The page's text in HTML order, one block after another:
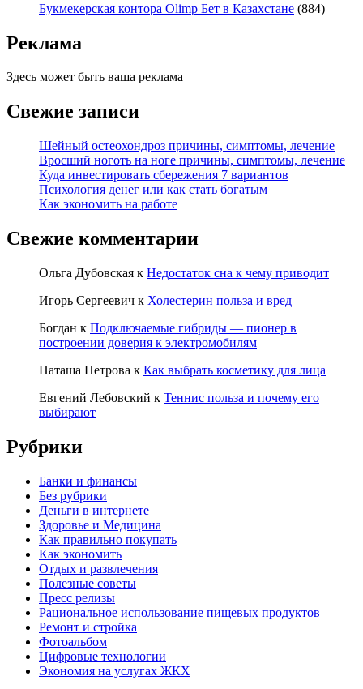
Букмекерская контора Olimp Бет в Казахстане (884)
Реклама
Здесь может быть ваша реклама
Свежие записи
Шейный остеохондроз причины, симптомы, лечение
Вросший ноготь на ноге причины, симптомы, лечение
Куда инвестировать сбережения 7 вариантов
Психология денег или как стать богатым
Как экономить на работе
Свежие комментарии
Ольга Дубовская к Недостаток сна к чему приводит
Игорь Сергеевич к Холестерин польза и вред
Богдан к Подключаемые гибриды — пионер в
построении доверия к электромобилям
Наташа Петрова к Как выбрать косметику для лица
Евгений Лебовский к Теннис польза и почему его
выбирают
Рубрики
Банки и финансы
Без рубрики
Деньги в интернете
Здоровье и Медицина
Как правильно покупать
Как экономить
Отдых и развлечения
Полезные советы
Пресс релизы
Рациональное использование пищевых продуктов
Ремонт и стройка
Фотоальбом
Цифровые технологии
Экономия на услугах ЖКХ